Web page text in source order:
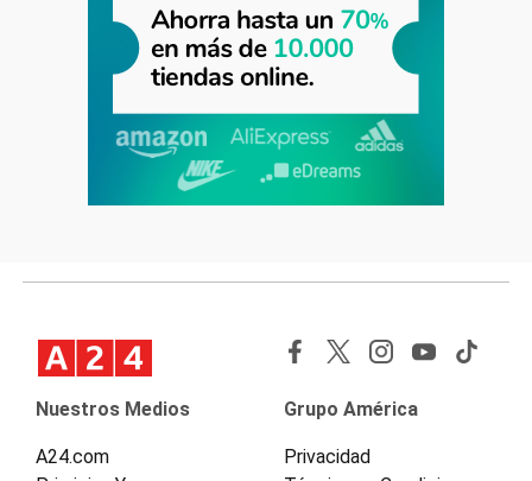
Nuestros Medios
A24.com
Grupo América
Privacidad